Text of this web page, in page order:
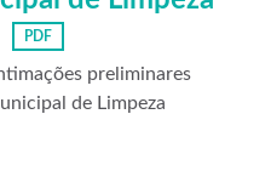
PDF
preliminares
de Limpeza